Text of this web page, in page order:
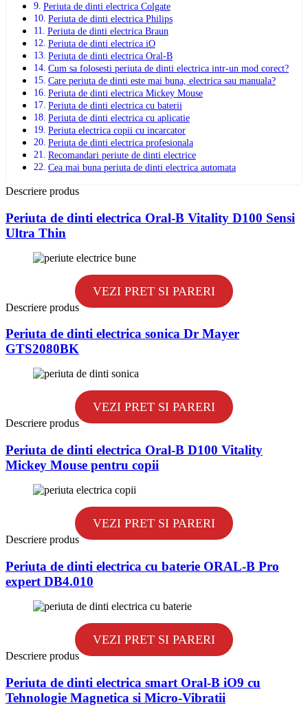
Periuta de dinti electrica Colgate
Periuta de dinti electrica Philips
Periuta de dinti electrica Braun
Periuta de dinti electrica iO
Periuta de dinti electrica Oral-B
Cum sa folosesti periuta de dinti electrica intr-un mod corect?
Care periuta de dinti este mai buna, electrica sau manuala?
Periuta de dinti electrica Mickey Mouse
Periuta de dinti electrica cu baterii
Periuta de dinti electrica cu aplicatie
Periuta electrica copii cu incarcator
Periuta de dinti electrica profesionala
Recomandari periute de dinti electrice
Cea mai buna periuta de dinti electrica automata
Descriere produs
Periuta de dinti electrica Oral-B Vitality D100 Sensi
Ultra Thin
VEZI PRET SI PARERI
Descriere produs
Periuta de dinti electrica sonica Dr Mayer
GTS2080BK
VEZI PRET SI PARERI
Descriere produs
Periuta de dinti electrica Oral-B D100 Vitality
Mickey Mouse pentru copii
VEZI PRET SI PARERI
Descriere produs
Periuta de dinti electrica cu baterie ORAL-B Pro
expert DB4.010
VEZI PRET SI PARERI
Descriere produs
Periuta de dinti electrica smart Oral-B iO9 cu
Tehnologie Magnetica si Micro-Vibratii